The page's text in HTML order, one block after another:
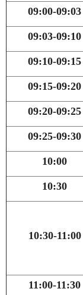
09:00-09:03
09:03-09:10
09:10-09:15
09:15-09:20
09:20-09:25
09:25-09:30
10:00
10:30
10:30-11:00
11:00-11:30